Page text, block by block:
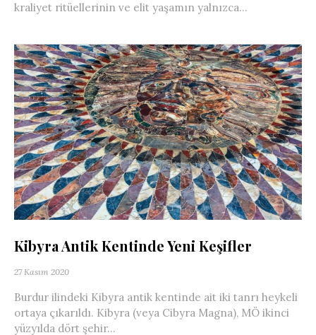
kraliyet ritüellerinin ve elit yaşamın yalnızca...
Kibyra Antik Kentinde Yeni Keşifler
27 Kasım 2020
Burdur ilindeki Kibyra antik kentinde ait iki tanrı heykeli
ortaya çıkarıldı. Kibyra (veya Cibyra Magna), MÖ ikinci
yüzyılda dört şehir...